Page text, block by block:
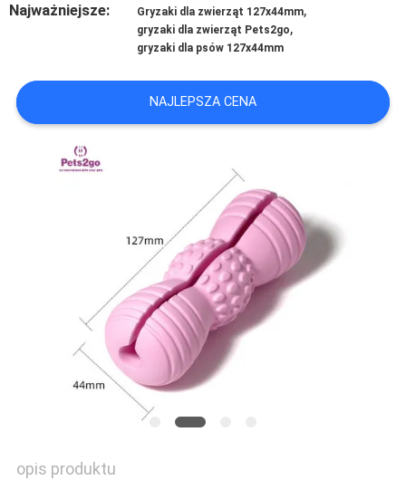
BLOG/NEWS
SITEMAP
PRIVACY
Najważniejsze: Gryzaki dla zwierząt 127x44mm,
gryzaki dla zwierząt Pets2go,
gryzaki dla psów 127x44mm
NAJLEPSZA CENA
opis produktu